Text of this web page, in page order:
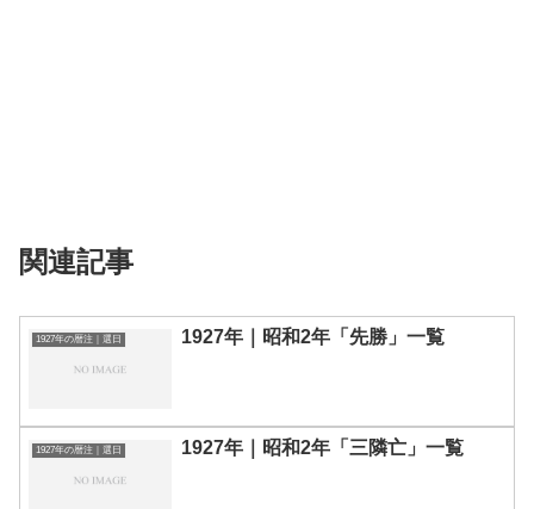
関連記事
1927年の暦注｜選日 1927年｜昭和2年「先勝」一覧
1927年の暦注｜選日 1927年｜昭和2年「三隣亡」一覧